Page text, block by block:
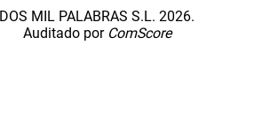
DOS MIL PALABRAS S.L. 2026.
Auditado por ComScore